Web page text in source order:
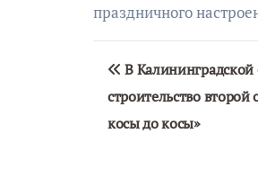
праздничного
Навигация
по
записям
В Калининградской
строительство
косы до косы»